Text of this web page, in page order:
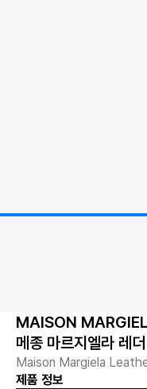
MAISON
메종 마르지엘라 레
Maison Margiela
제품 정보